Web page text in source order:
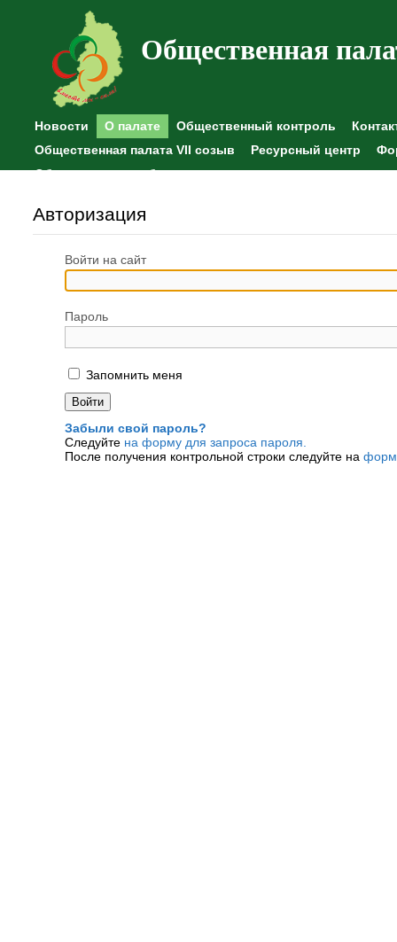
Общественная
Новости О палате Общественный контроль
Общественная палата VII созыв
Ресурсный центр
Общественные наблюдения
Авторизация
Войти на сайт
Пароль
Запомнить меня
Забыли свой пароль?
Следуйте на форму для запроса пароля.
После получения контрольной строки следуйте на